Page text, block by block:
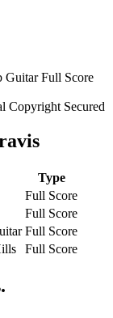
Copyright Secured
Type
Full Score
Full Score
Full Score
Full Score